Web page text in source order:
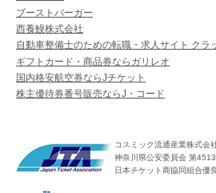
ブーストバーガー
西養鰻株式会社
自動車整備士のための転職・求人サイト クラ
ギフトカード・商品券ならガリレオ
国内格安航空券ならJチケット
株主優待券番号販売ならJ・コード
コスミック流通産業株式会
神奈川県公安委員会 第
日本チケット商協同組合優